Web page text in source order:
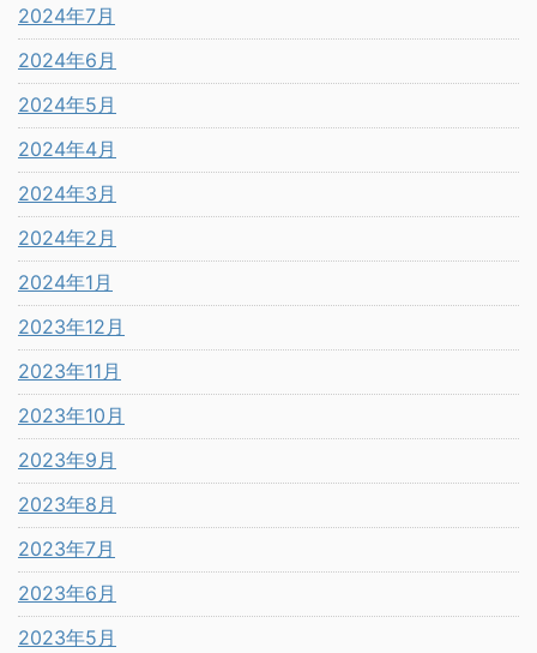
2024年7月
2024年6月
2024年5月
2024年4月
2024年3月
2024年2月
2024年1月
2023年12月
2023年11月
2023年10月
2023年9月
2023年8月
2023年7月
2023年6月
2023年5月